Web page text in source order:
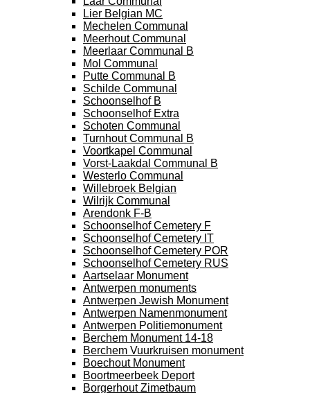
Lier Belgian MC
Mechelen Communal
Meerhout Communal
Meerlaar Communal B
Mol Communal
Putte Communal B
Schilde Communal
Schoonselhof B
Schoonselhof Extra
Schoten Communal
Turnhout Communal B
Voortkapel Communal
Vorst-Laakdal Communal B
Westerlo Communal
Willebroek Belgian
Wilrijk Communal
Arendonk F-B
Schoonselhof Cemetery F
Schoonselhof Cemetery IT
Schoonselhof Cemetery POR
Schoonselhof Cemetery RUS
Aartselaar Monument
Antwerpen monuments
Antwerpen Jewish Monument
Antwerpen Namenmonument
Antwerpen Politiemonument
Berchem Monument 14-18
Berchem Vuurkruisen monument
Boechout Monument
Boortmeerbeek Deport
Borgerhout Zimetbaum